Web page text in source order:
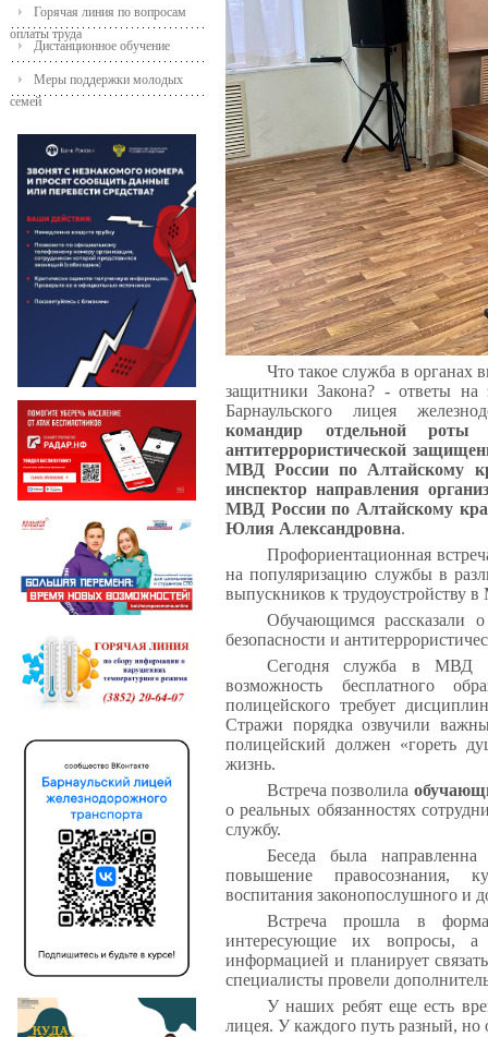
Горячая линия по вопросам
оплаты труда
Дистанционное обучение
Меры поддержки молодых
семей
Что такое служба в органах
защитники Закона? - ответы
Барнаульского лицея
командир отдельной роты
антитеррористической
МВД России по Алтайскому
инспектор направления
МВД России по Алтайскому
Юлия Александровна.
Профориентационная
на популяризацию службы в
выпускников к трудоустройству
Обучающимся рассказали
безопасности и
Сегодня служба в МВД -
возможность бесплатного
полицейского требует
Стражи порядка озвучили
полицейский должен «гореть
жизнь.
Встреча позволила
о реальных обязанностях
службу.
Беседа была
повышение правосознания,
воспитания законопослушного и
Встреча прошла в
интересующие их вопросы, а
информацией и планирует
специалисты провели
У наших ребят еще есть
лицея. У каждого путь разный,